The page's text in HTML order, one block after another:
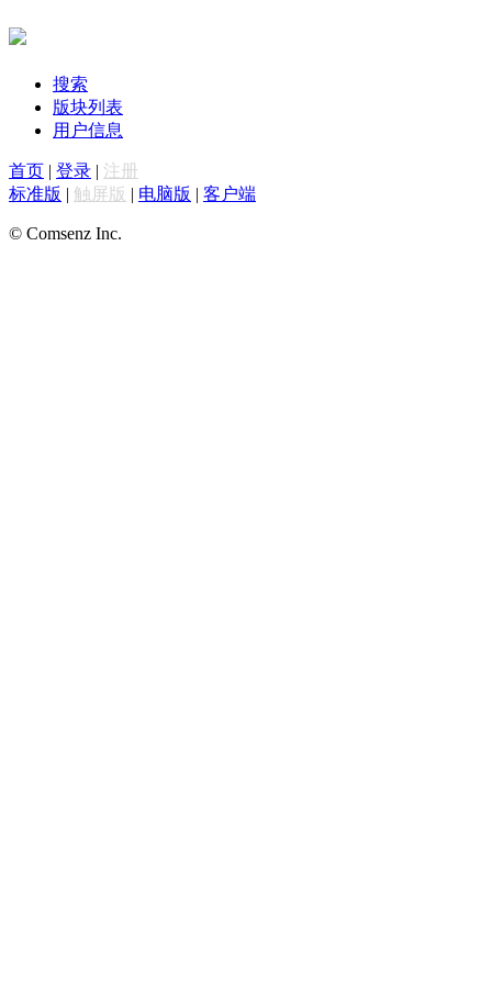
搜索
版块列表
用户信息
首页 | 登录 | 注册
标准版 | 触屏版 | 电脑版 | 客户端
© Comsenz Inc.